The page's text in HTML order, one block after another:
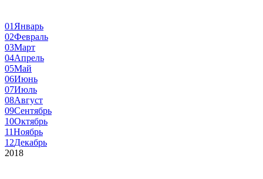
01 Январь
02Февраль
03Март
04Апрель
05Май
06Июнь
07Июль
08Август
09Сентябрь
10Октябрь
11Ноябрь
12Декабрь
2018